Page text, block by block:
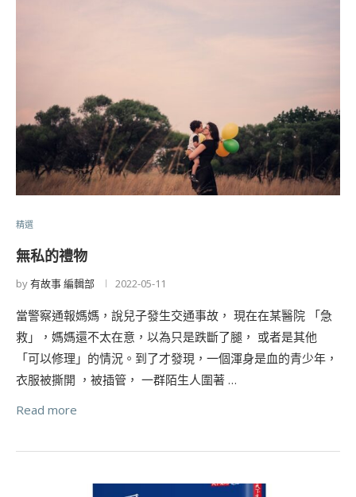
精選
無私的禮物
by有故事 編輯部 2022-05-11
當警察通報媽媽，說兒子發生交通事故， 現在在某醫院 「急
救」，媽媽還不太在意，以為只是跌斷了腿， 或者是其他
「可以修理」的情況。到了才發現，一個渾身是血的青少年，
衣服被撕開 ，被插管， 一群陌生人圍著 …
Read more